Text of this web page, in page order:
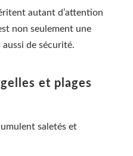
autant d’attention
non seulement une
de sécurité.
et plages
saletés et